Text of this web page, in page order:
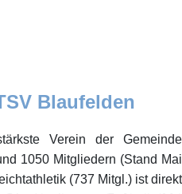
Blaufelden
Verein der Gemeinde
1050 Mitgliedern (Stand Mai
(737 Mitgl.) ist direkt